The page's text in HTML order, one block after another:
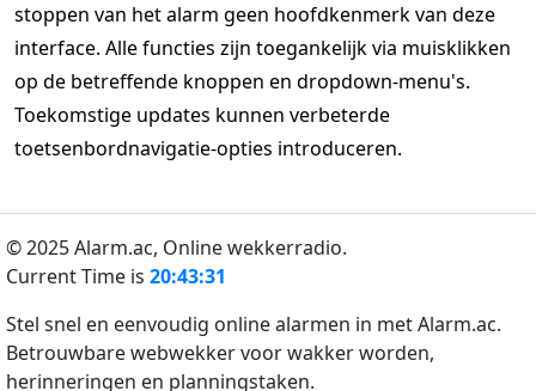
stoppen van het alarm geen hoofdkenmerk van deze
interface. Alle functies zijn toegankelijk via muisklikken
op de betreffende knoppen en dropdown-menu's.
Toekomstige updates kunnen verbeterde
toetsenbordnavigatie-opties introduceren.
© 2025 Alarm.ac, Online wekkerradio.
Current Time is 20:43:31
Stel snel en eenvoudig online alarmen in met Alarm.ac.
Betrouwbare webwekker voor wakker worden,
herinneringen en planningstaken.